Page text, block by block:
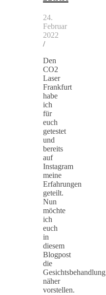
24.
Februar
2022
/
Den
CO2
Laser
Frankfurt
habe
ich
für
euch
getestet
und
bereits
auf
Instagram
meine
Erfahrungen
geteilt.
Nun
möchte
ich
euch
in
diesem
Blogpost
die
Gesichtsbehandlung
näher
vorstellen.